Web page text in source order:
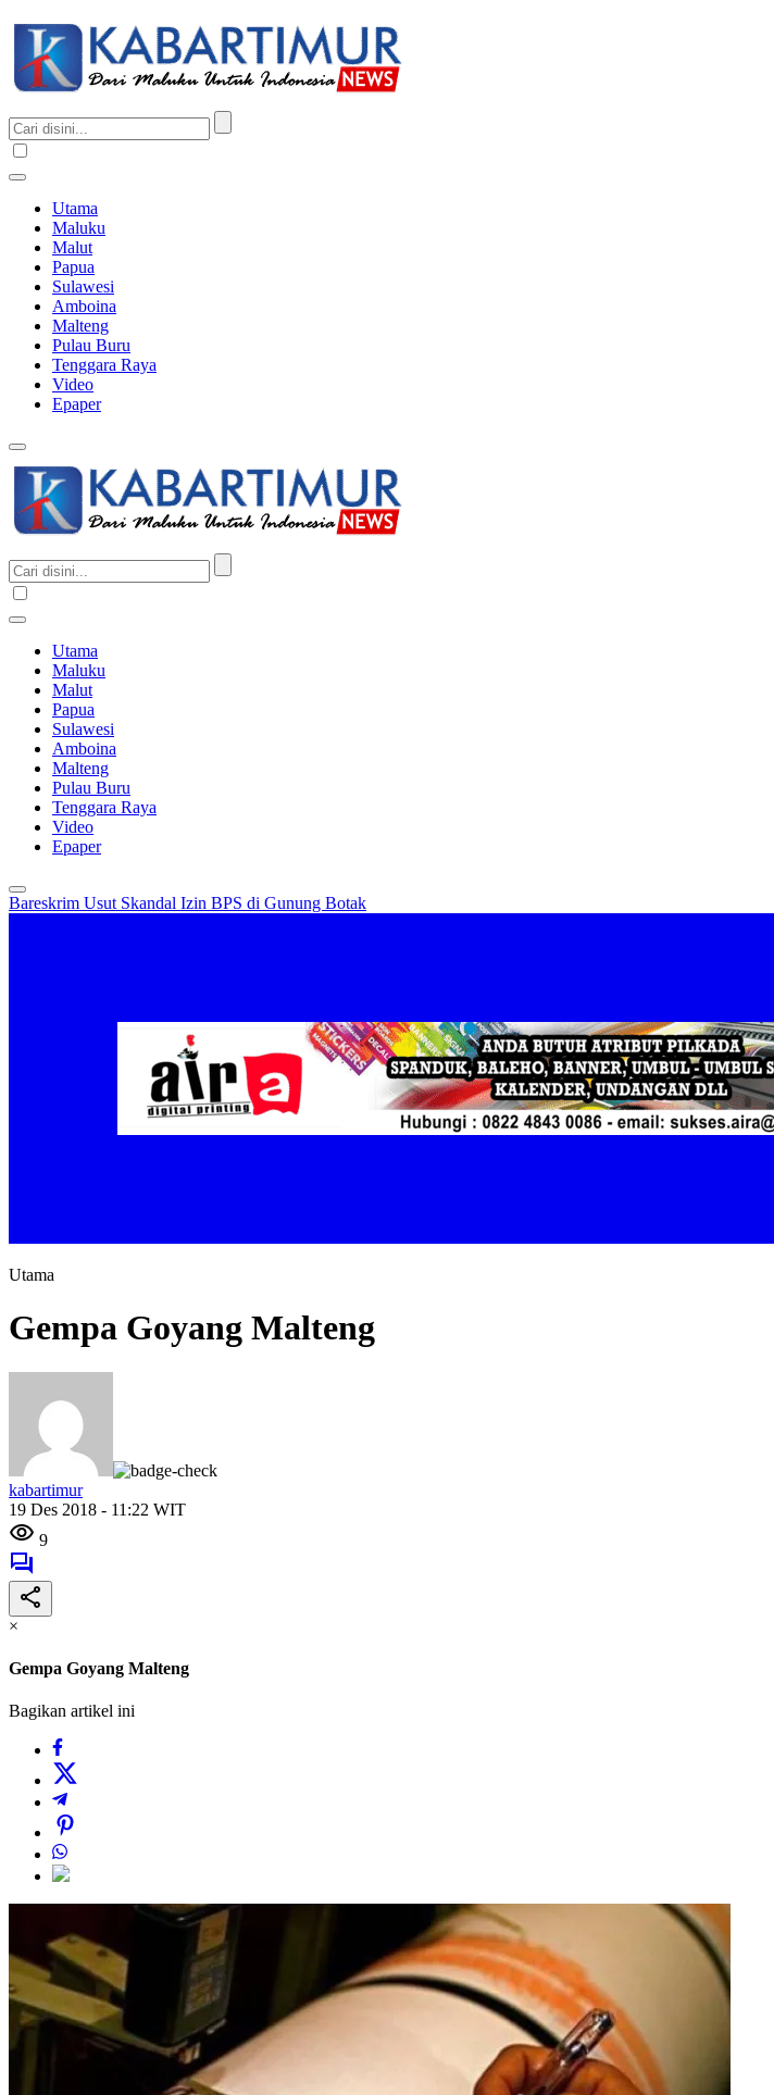
Utama
Maluku
Malut
Papua
Sulawesi
Amboina
Malteng
Pulau Buru
Tenggara Raya
Video
Epaper
Utama
Maluku
Malut
Papua
Sulawesi
Amboina
Malteng
Pulau Buru
Tenggara Raya
Video
Epaper
Bareskrim Usut Skandal Izin BPS di Gunung Botak
Utama
Gempa Goyang Malteng
kabartimur
19 Des 2018 - 11:22 WIT
9
×
Gempa Goyang Malteng
Bagikan artikel ini